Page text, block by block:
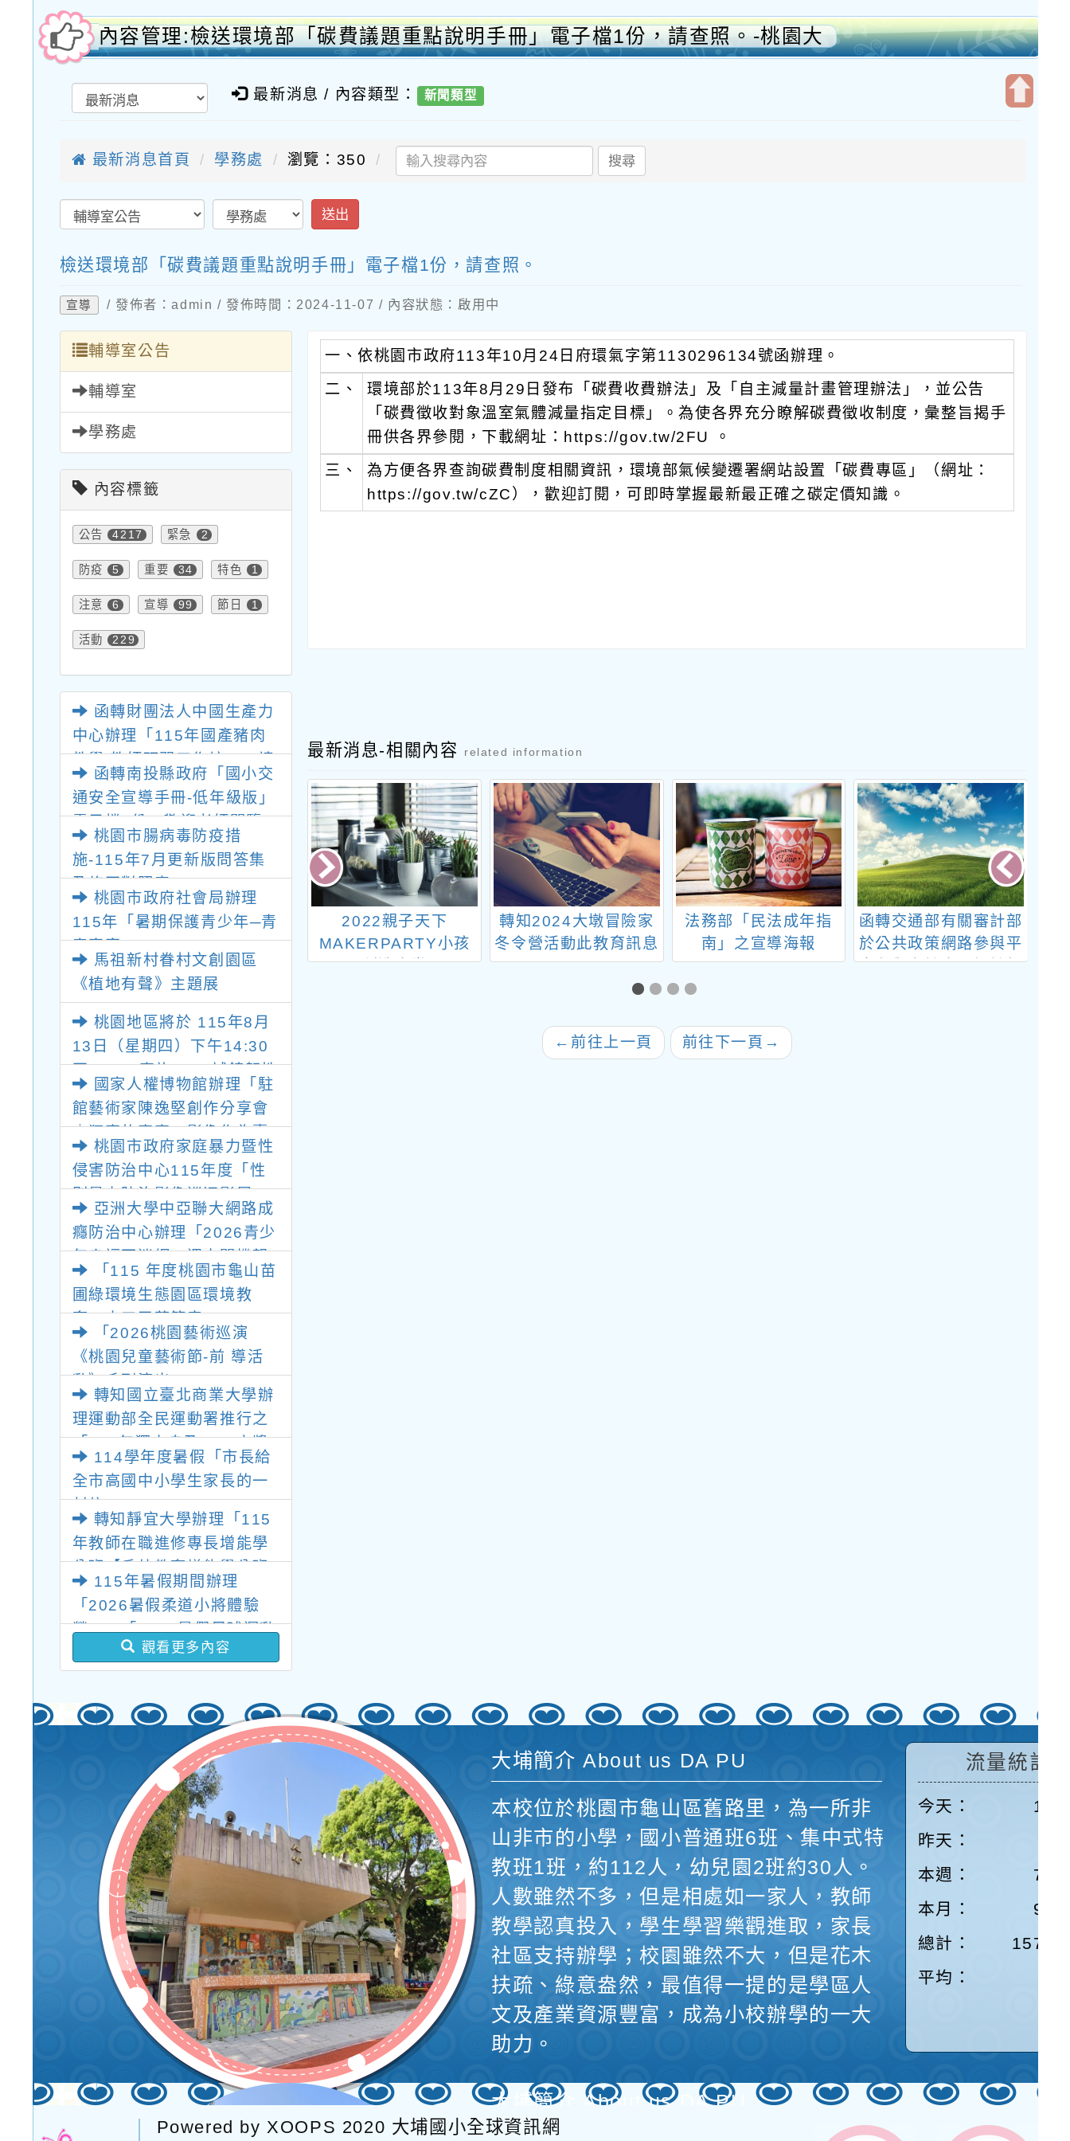
內容管理:檢送環境部「碳費議題重點說明手冊」電子檔1份，請查照。-桃園大
最新消息 / 內容類型： 新聞類型
最新消息首頁 學務處 瀏覽：350 搜尋
送出
檢送環境部「碳費議題重點說明手冊」電子檔1份，請查照。
宣導 / 發佈者：admin / 發佈時間：2024-11-07 / 內容狀態：啟用中
輔導室公告
輔導室
學務處
內容標籤
公告 4217 緊急 2
防疫 5 重要 34 特色 1
注意 6 宣導 99 節日 1
活動 229
函轉財團法人中國生產力
中心辦理「115年國產豬肉
教學 教師研習工作坊」，請
轉知所屬報名參加，請查
照。
函轉南投縣政府「國小交
通安全宣導手冊-低年級版」
電子檔1份，歡迎老師閱覽。
桃園市腸病毒防疫措
施-115年7月更新版問答集
及修正對照表。
桃園市政府社會局辦理
115年「暑期保護青少年─青
春專案」
馬祖新村眷村文創園區
《植地有聲》主題展
桃園地區將於 115年8月
13日（星期四）下午14:30
至 15:00實施2026城鎮韌性
(防空)演習
國家人權博物館辦理「駐
館藝術家陳逸堅創作分享會
｜狂喜的真實－影像作為臺
灣國族心理的重演」講座報
名資訊及海報1份
桃園市政府家庭暴力暨性
侵害防治中心115年度「性
別暴力防治影像巡迴影展」
活動計畫書及海報各1份
亞洲大學中亞聯大網路成
癮防治中心辦理「2026青少
年幸福不迷網：週末關機親
子營隊」
「115 年度桃園市龜山苗
圃綠環境生態園區環境教
育」志工召募簡章
「2026桃園藝術巡演
《桃園兒童藝術節-前 導活
動》系列演出」
轉知國立臺北商業大學辦
理運動部全民運動署推行之
「115年獨木舟及SUP立槳
體驗營」及「115年划船體
驗營」
114學年度暑假「市長給
全市高國中小學生家長的一
封信」
轉知靜宜大學辦理「115
年教師在職進修專長增能學
分班【戶外教育增能學分班
課程】、【融合教育增能學
分班】、【社會情緒學習
(SEL)增能學分班】、【人
權與法治教育增能學分
115年暑假期間辦理
「2026暑假柔道小將體驗
營」、「2026暑假足球運動
營」及、「2026暑假排球小
克球體驗營」、「2026暑假
特殊需求學生運動發展潛能
營 報名表單」活動
觀看更多內容
一、依桃園市政府113年10月24日府環氣字第1130296134號函辦理。
二、
環境部於113年8月29日發布「碳費收費辦法」及「自主減量計畫管理辦法」，並公告
「碳費徵收對象溫室氣體減量指定目標」。為使各界充分瞭解碳費徵收制度，彙整旨揭手
冊供各界參閱，下載網址：https://gov.tw/2FU 。
三、
為方便各界查詢碳費制度相關資訊，環境部氣候變遷署網站設置「碳費專區」（網址：
https://gov.tw/cZC），歡迎訂閱，可即時掌握最新最正確之碳定價知識。
最新消息-相關內容 related information
市政府有關行
及轉型正義處
2022人權日
會會議實錄：
國際視野與立
，已上傳行政
訊網/資訊與
權業務/平等法
專區一案
加強宣導大麻危害
2022親子天下
MAKERPARTY小孩
創造大賞
轉知2024大墩冒險家
冬令營活動此教育訊息
法務部「民法成年指
南」之宣導海報
函轉交通部有關審計部
於公共政策網路參與平
臺參與審計專區設計相
← 前往上一頁 前往下一頁 →
大埔簡介 About us DA PU
本校位於桃園市龜山區舊路里，為一所非
山非市的小學，國小普通班6班、集中式特
教班1班，約112人，幼兒園2班約30人。
人數雖然不多，但是相處如一家人，教師
教學認真投入，學生學習樂觀進取，家長
社區支持辦學；校園雖然不大，但是花木
扶疏、綠意盎然，最值得一提的是學區人
文及產業資源豐富，成為小校辦學的一大
助力。
大埔簡介 About us DA PU
流量統計
今天：
昨天：
本週：
本月：
總計：
平均：
Powered byXOOPS 2020 大埔國小全球資訊網